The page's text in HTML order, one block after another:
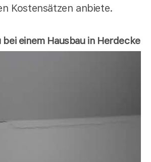
Kostensätzen anbiete.
bei einem Hausbau in Herdecke